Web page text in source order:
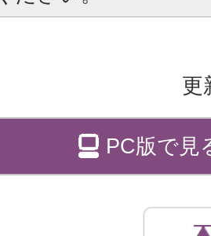
更
PC版で見